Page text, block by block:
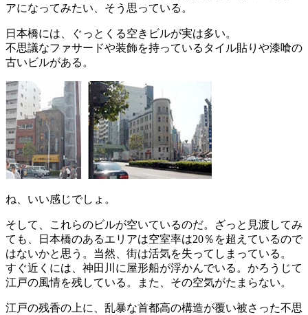
アになってみたい、そう思っている。
日本橋には、ぐっとくる空きビルが実は多い。
不思議なファサードや装飾を持っているタイル貼りや漆喰の
古いビルがある。
ね、いい感じでしょ。
そして、これらのビルが空いているのだ。ざっと見渡してみ
ても、日本橋のあるエリアは空室率は20％を超えているので
はないかと思う。当然、街は活気を失ってしまっている。
すぐ近くには、神田川に屋形船が浮かんでいる。かろうじて
江戸の風情を残している。また、その空気がたまらない。
江戸の残香の上に、乱暴な首都高の構造が覆い被さった不思